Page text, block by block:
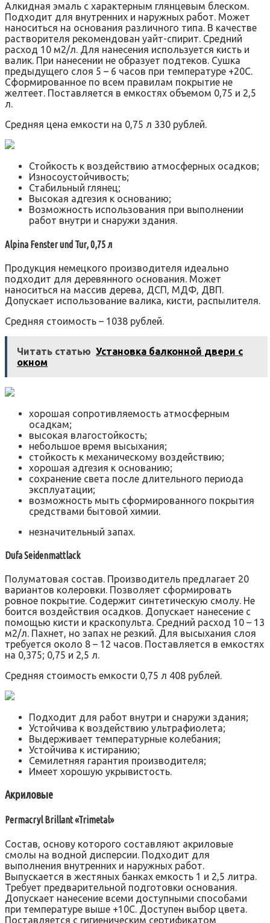
Алкидная эмаль с характерным глянцевым блеском.
Подходит для внутренних и наружных работ. Может
наноситься на основания различного типа. В качестве
растворителя рекомендован уайт-спирит. Средний
расход 10 м2/л. Для нанесения используется кисть и
валик. При нанесении не образует подтеков. Сушка
предыдущего слоя 5 – 6 часов при температуре +20С.
Сформированное по всем правилам покрытие не
желтеет. Поставляется в емкостях объемом 0,75 и 2,5
л.
Средняя цена емкости на 0,75 л 330 рублей.
Стойкость к воздействию атмосферных осадков;
Износоустойчивость;
Стабильный глянец;
Высокая адгезия к основанию;
Возможность использования при выполнении
работ внутри и снаружи здания.
Alpina Fenster und Tur, 0,75 л
Продукция немецкого производителя идеально
подходит для деревянного основания. Может
наноситься на массив дерева, ДСП, МДФ, ДВП.
Допускает использование валика, кисти, распылителя.
Средняя стоимость – 1038 рублей.
Читать статью Установка балконной двери с
окном
хорошая сопротивляемость атмосферным
осадкам;
высокая влагостойкость;
небольшое время высыхания;
стойкость к механическому воздействию;
хорошая адгезия к основанию;
сохранение света после длительного периода
эксплуатации;
возможность мыть сформированного покрытия
средствами бытовой химии.
незначительный запах.
Dufa Seidenmattlack
Полуматовая состав. Производитель предлагает 20
вариантов колеровки. Позволяет сформировать
ровное покрытие. Содержит синтетическую смолу. Не
боится воздействия осадков. Допускает нанесение с
помощью кисти и краскопульта. Средний расход 10 – 13
м2/л. Пахнет, но запах не резкий. Для высыхания слоя
требуется около 8 – 12 часов. Поставляется в емкостях
на 0,375; 0,75 и 2,5 л.
Средняя стоимость емкости 0,75 л 408 рублей.
Подходит для работ внутри и снаружи здания;
Устойчива к воздействию ультрафиолета;
Выдерживает температурные колебания;
Устойчива к истиранию;
Семилетняя гарантия производителя;
Имеет хорошую укрывистость.
Акриловые
Permacryl Brillant «Trimetal»
Состав, основу которого составляют акриловые
смолы на водной дисперсии. Подходит для
выполнения внутренних и наружных работ.
Выпускается в жестяных банках емкость 1 и 2,5 литра.
Требует предварительной подготовки основания.
Допускает нанесение всеми доступными способами
при температуре выше +10С. Доступен выбор цвета.
Поставляется с гигиеническим сертификатом